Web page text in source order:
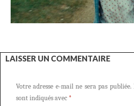
LAISSER UN COMMENTAIRE
Votre adresse e-mail ne sera pas publiée.
sont indiqués avec *